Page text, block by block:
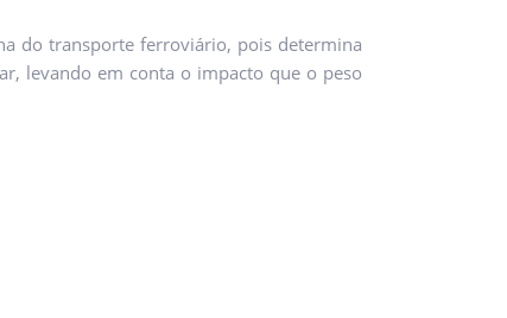
do transporte ferroviário, pois determina
levando em conta o impacto que o peso